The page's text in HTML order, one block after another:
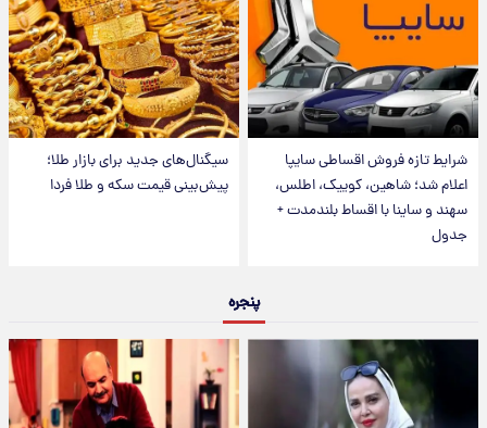
شرایط تازه فروش اقساطی سایپا
اعلام شد؛ شاهین، کوییک، اطلس،
سهند و ساینا با اقساط بلندمدت +
جدول
سیگنال‌های جدید برای بازار طلا؛
پیش‌بینی قیمت سکه و طلا فردا
پنجره